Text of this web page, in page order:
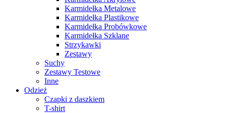
Karmidełka Metalowe
Karmidełka Plastikowe
Karmidełka Probówkowe
Karmidełka Szklane
Strzykawki
Zestawy
Suchy
Zestawy Testowe
Inne
Odzież
Czapki z daszkiem
T-shirt